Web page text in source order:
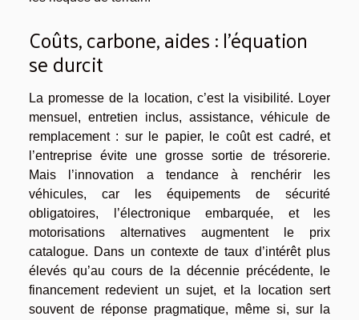
Coûts, carbone, aides : l’équation
se durcit
La promesse de la location, c’est la visibilité. Loyer
mensuel, entretien inclus, assistance, véhicule de
remplacement : sur le papier, le coût est cadré, et
l’entreprise évite une grosse sortie de trésorerie.
Mais l’innovation a tendance à renchérir les
véhicules, car les équipements de sécurité
obligatoires, l’électronique embarquée, et les
motorisations alternatives augmentent le prix
catalogue. Dans un contexte de taux d’intérêt plus
élevés qu’au cours de la décennie précédente, le
financement redevient un sujet, et la location sert
souvent de réponse pragmatique, même si, sur la